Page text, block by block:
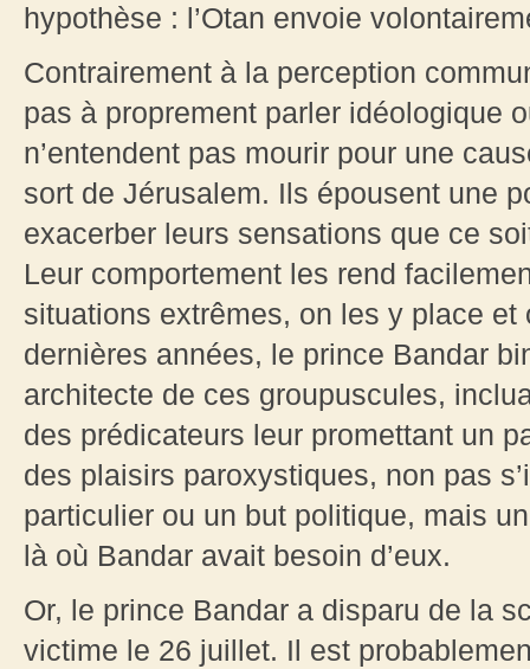
hypothèse : l’Otan envoie
Contrairement à la perception
pas à proprement parler idéologique
n’entendent pas mourir pour une
sort de Jérusalem. Ils épousent une
exacerber leurs sensations que ce
Leur comportement les rend
situations extrêmes, on les y place
dernières années, le prince Bandar
architecte de ces groupuscules,
des prédicateurs leur promettant un
des plaisirs paroxystiques, non pas
particulier ou un but politique, mais
là où Bandar avait besoin d’eux.
Or, le prince Bandar a disparu de la
victime le 26 juillet. Il est